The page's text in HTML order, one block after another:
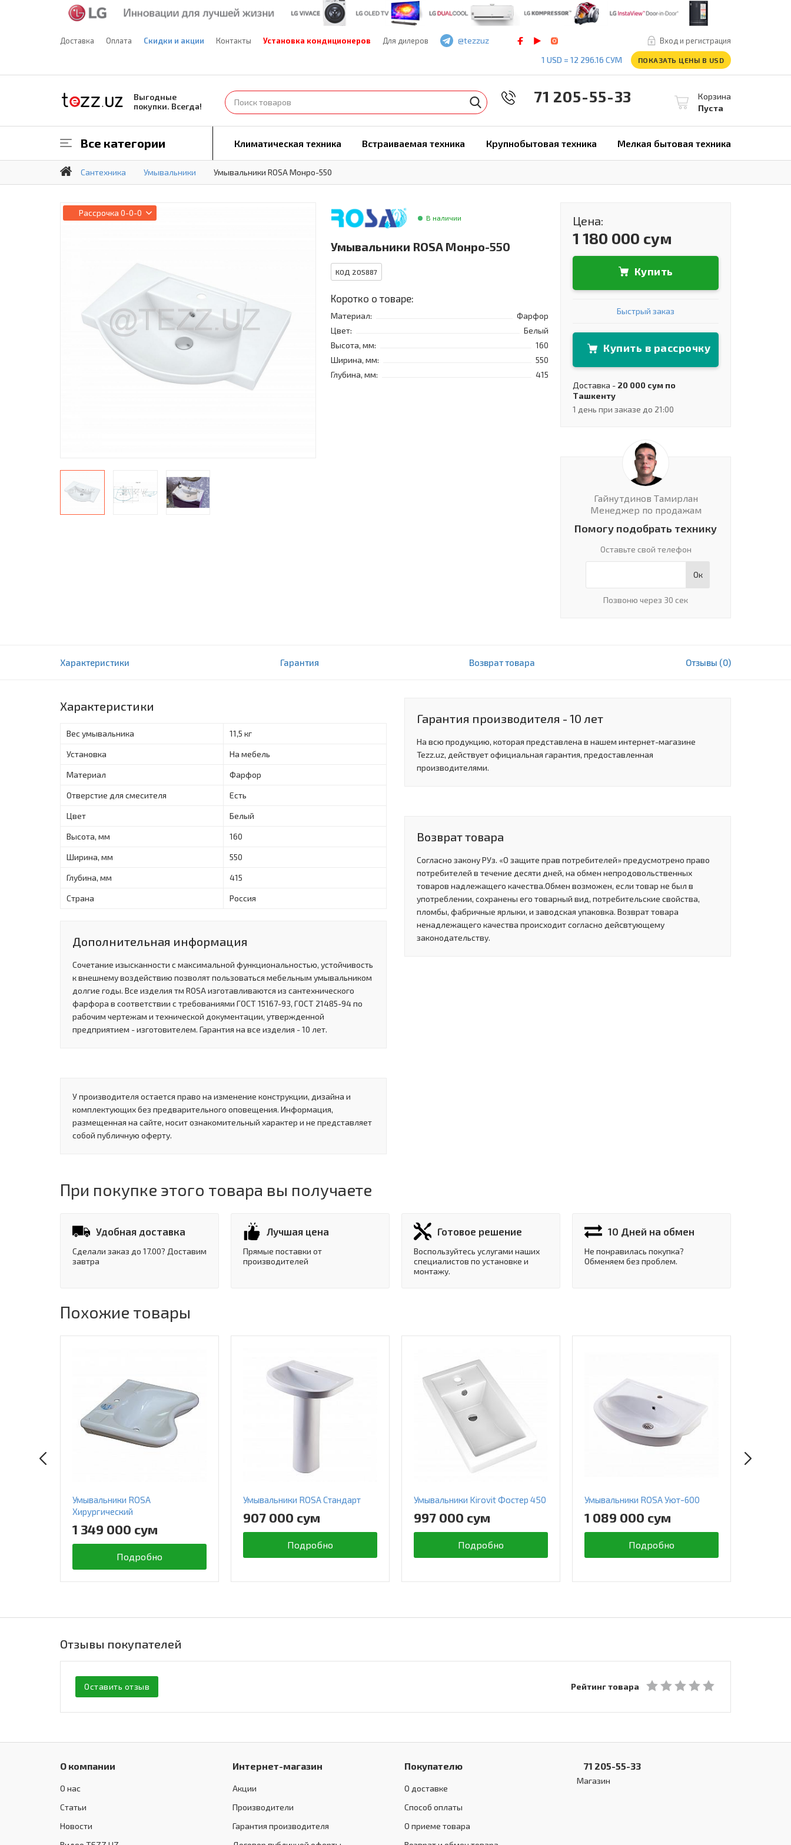
Доставка Оплата Скидки и акции Контакты Установка кондиционеров Для дилеров Вход и регистрация
@tezzuz
1 USD = 12 296.16 СУМ
ПОКАЗАТЬ ЦЕНЫ В USD
Выгодные
покупки. Всегда!
Корзина
Пуста
71 205-55-33
Все категории Климатическая техника Встраиваемая техника Крупнобытовая техника Мелкая бытовая техника
Сантехника Умывальники Умывальники ROSA Монро-550
Рассрочка 0-0-0
В наличии
Умывальники ROSA Монро-550
КОД 205887
Коротко о товаре:
Материал:
Фарфор
Цвет:
Белый
Высота, мм:
160
Ширина, мм:
550
Глубина, мм:
415
Цена:
1 180 000 сум
Купить
Быстрый заказ
Купить в рассрочку
Доставка - 20 000 сум по
Ташкенту
1 день при заказе до 21:00
Гайнутдинов Тамирлан
Менеджер по продажам
Помогу подобрать технику
Оставьте свой телефон
Ок
Позвоню через 30 сек
В корзину
Характеристики Гарантия Возврат товара Отзывы (0)
Характеристики
Вес умывальника 11,5 кг
Установка На мебель
Материал Фарфор
Отверстие для смесителя Есть
Цвет Белый
Высота, мм 160
Ширина, мм 550
Глубина, мм 415
Страна Россия
Дополнительная информация
Сочетание изысканности с максимальной функциональностью, устойчивость
к внешнему воздействию позволят пользоваться мебельным умывальником
долгие годы. Все изделия тм ROSA изготавливаются из сантехнического
фарфора в соответствии с требованиями ГОСТ 15167-93, ГОСТ 21485-94 по
рабочим чертежам и технической документации, утвержденной
предприятием - изготовителем. Гарантия на все изделия - 10 лет.
У производителя остается право на изменение конструкции, дизайна и
комплектующих без предварительного оповещения. Информация,
размещенная на сайте, носит ознакомительный характер и не представляет
собой публичную оферту.
Гарантия производителя - 10 лет
На всю продукцию, которая представлена в нашем интернет-магазине
Tezz.uz, действует официальная гарантия, предоставленная
производителями.
Возврат товара
Согласно закону РУз. «О защите прав потребителей» предусмотрено право
потребителей в течение десяти дней, на обмен непродовольственных
товаров надлежащего качества.Обмен возможен, если товар не был в
употреблении, сохранены его товарный вид, потребительские свойства,
пломбы, фабричные ярлыки, и заводская упаковка. Возврат товара
ненадлежащего качества происходит согласно дейсвтующему
законодательству.
При покупке этого товара вы получаете
Удобная доставка
Сделали заказ до 17.00? Доставим
завтра
Лучшая цена
Прямые поставки от
производителей
Готовое решение
Воспользуйтесь услугами наших
специалистов по установке и
монтажу.
10 Дней на обмен
Не понравилась покупка?
Обменяем без проблем.
Похожие товары
Умывальники ROSA
Хирургический
1 349 000 сум
Подробно
Умывальники ROSA Стандарт
907 000 сум
Подробно
Умывальники Kirovit Фостер 450
997 000 сум
Подробно
Умывальники ROSA Уют-600
1 089 000 сум
Подробно
Отзывы покупателей
Оставить отзыв Рейтинг товара
О компании
О нас
Статьи
Новости
Интернет-магазин
Акции
Производители
Гарантия производителя
Покупателю
О доставке
Способ оплаты
О приеме товара
71 205-55-33
Магазин